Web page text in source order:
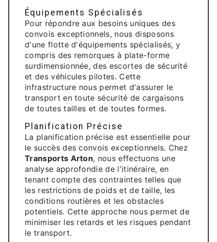
Équipements Spécialisés
Pour répondre aux besoins uniques des
convois exceptionnels, nous disposons
d'une flotte d'équipements spécialisés, y
compris des remorques à plate-forme
surdimensionnée, des escortes de sécurité
et des véhicules pilotes. Cette
infrastructure nous permet d'assurer le
transport en toute sécurité de cargaisons
de toutes tailles et de toutes formes.
Planification Précise
La planification précise est essentielle pour
le succès des convois exceptionnels. Chez
Transports Arton, nous effectuons une
analyse approfondie de l'itinéraire, en
tenant compte des contraintes telles que
les restrictions de poids et de taille, les
conditions routières et les obstacles
potentiels. Cette approche nous permet de
minimiser les retards et les risques pendant
le transport.